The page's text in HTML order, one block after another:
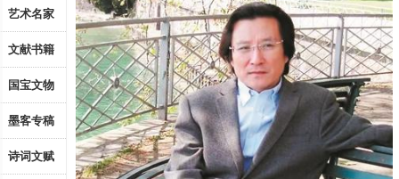
艺术名家
文献书籍
国宝文物
墨客专稿
诗词文赋